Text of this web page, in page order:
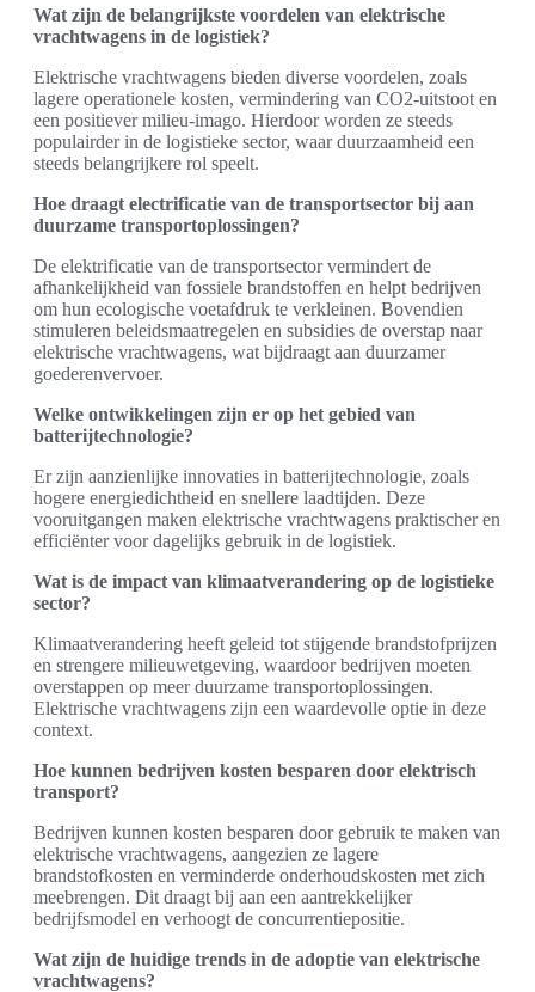
Wat zijn de belangrijkste voordelen van elektrische
vrachtwagens in de logistiek?
Elektrische vrachtwagens bieden diverse voordelen, zoals
lagere operationele kosten, vermindering van CO2-uitstoot en
een positiever milieu-imago. Hierdoor worden ze steeds
populairder in de logistieke sector, waar duurzaamheid een
steeds belangrijkere rol speelt.
Hoe draagt electrificatie van de transportsector bij aan
duurzame transportoplossingen?
De elektrificatie van de transportsector vermindert de
afhankelijkheid van fossiele brandstoffen en helpt bedrijven
om hun ecologische voetafdruk te verkleinen. Bovendien
stimuleren beleidsmaatregelen en subsidies de overstap naar
elektrische vrachtwagens, wat bijdraagt aan duurzamer
goederenvervoer.
Welke ontwikkelingen zijn er op het gebied van
batterijtechnologie?
Er zijn aanzienlijke innovaties in batterijtechnologie, zoals
hogere energiedichtheid en snellere laadtijden. Deze
vooruitgangen maken elektrische vrachtwagens praktischer en
efficiënter voor dagelijks gebruik in de logistiek.
Wat is de impact van klimaatverandering op de logistieke
sector?
Klimaatverandering heeft geleid tot stijgende brandstofprijzen
en strengere milieuwetgeving, waardoor bedrijven moeten
overstappen op meer duurzame transportoplossingen.
Elektrische vrachtwagens zijn een waardevolle optie in deze
context.
Hoe kunnen bedrijven kosten besparen door elektrisch
transport?
Bedrijven kunnen kosten besparen door gebruik te maken van
elektrische vrachtwagens, aangezien ze lagere
brandstofkosten en verminderde onderhoudskosten met zich
meebrengen. Dit draagt bij aan een aantrekkelijker
bedrijfsmodel en verhoogt de concurrentiepositie.
Wat zijn de huidige trends in de adoptie van elektrische
vrachtwagens?